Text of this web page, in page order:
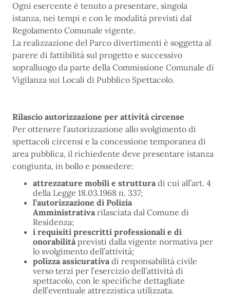
Ogni esercente è tenuto a presentare, singola
istanza, nei tempi e con le modalità previsti dal
Regolamento Comunale vigente.
La realizzazione del Parco divertimenti è soggetta al
parere di fattibilità sul progetto e successivo
sopralluogo da parte della Commissione Comunale di
Vigilanza sui Locali di Pubblico Spettacolo.
Rilascio autorizzazione per attività circense
Per ottenere l’autorizzazione allo svolgimento di
spettacoli circensi e la concessione temporanea di
area pubblica, il richiedente deve presentare istanza
congiunta, in bollo e possedere:
attrezzature mobili e struttura di cui all’art. 4
della Legge 18.03.1968 n. 337;
l’autorizzazione di Polizia
Amministrativa rilasciata dal Comune di
Residenza;
i requisiti prescritti professionali e di
onorabilità previsti dalla vigente normativa per
lo svolgimento dell’attività;
polizza assicurativa di responsabilità civile
verso terzi per l’esercizio dell’attività di
spettacolo, con le specifiche dettagliate
dell’eventuale attrezzistica utilizzata.